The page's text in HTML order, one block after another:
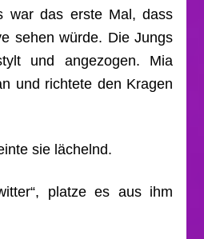
war das erste Mal, dass
sehen würde. Die Jungs
und angezogen. Mia
und richtete den Kragen
sie lächelnd.
platze es aus ihm